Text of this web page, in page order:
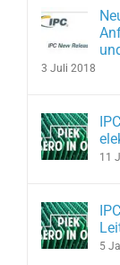
3 Juli 2018
11
5